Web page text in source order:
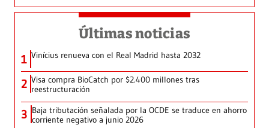
Últimas noticias
1 Vinícius renueva con el Real Madrid hasta 2032
2 Visa compra BioCatch por $2.400 millones tras
reestructuración
3 Baja tributación señalada por la OCDE se traduce en ahorro
corriente negativo a junio 2026